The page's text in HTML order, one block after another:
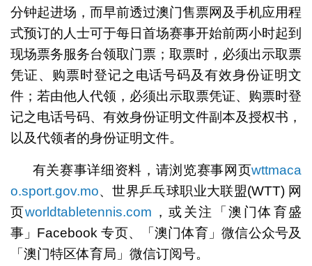
分钟起进场，而早前透过澳门售票网及手机应用程
式预订的人士可于每日首场赛事开始前两小时起到
现场票务服务台领取门票；取票时，必须出示取票
凭证、购票时登记之电话号码及有效身份证明文
件；若由他人代领，必须出示取票凭证、购票时登
记之电话号码、有效身份证明文件副本及授权书，
以及代领者的身份证明文件。
有关赛事详细资料，请浏览赛事网页wttmaca
o.sport.gov.mo、世界乒乓球职业大联盟(WTT) 网
页worldtabletennis.com ，或关注「澳门体育盛
事」Facebook 专页、「澳门体育」微信公众号及
「澳门特区体育局」微信订阅号。